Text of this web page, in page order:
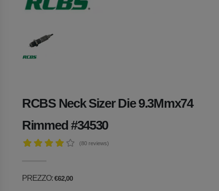
RCBS Neck Sizer Die 9.3Mmx74
Rimmed #34530
(80 reviews)
PREZZO:€62,00